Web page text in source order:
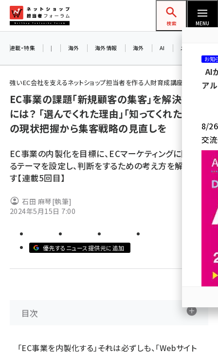
ン
ネットショップ担当者フォーラム
検索 MENU
amazon (2258)
yahoo (1907)
ecbeing (1211)
アスクル (1122)
base (1083)
ビィ・フォアード (777)
revico (744)
連載・特集 | 海外 海外情報 海外 AI メタバース
強いEC会社を支えるネットショップ担当者を作る人財育成講座
EC事業の課題「新規顧客の集客」を解決する
には？ 「選んでくれた理由」「知ってくれた理由」
の現状把握から集客戦略の見直しを
EC事業の内製化を目標に、ECマーケティングに関連す
るテーマを設定し、判断をするための考え方を解説しま
す【連載5回目】
石田 麻琴[執筆]
2024年5月15日 7:00
優先するニュース提供元に追加
目次
「EC事業を内製化する」――それは必ずしも、「Webサイト
お知
AI
ア
8/26
交
参